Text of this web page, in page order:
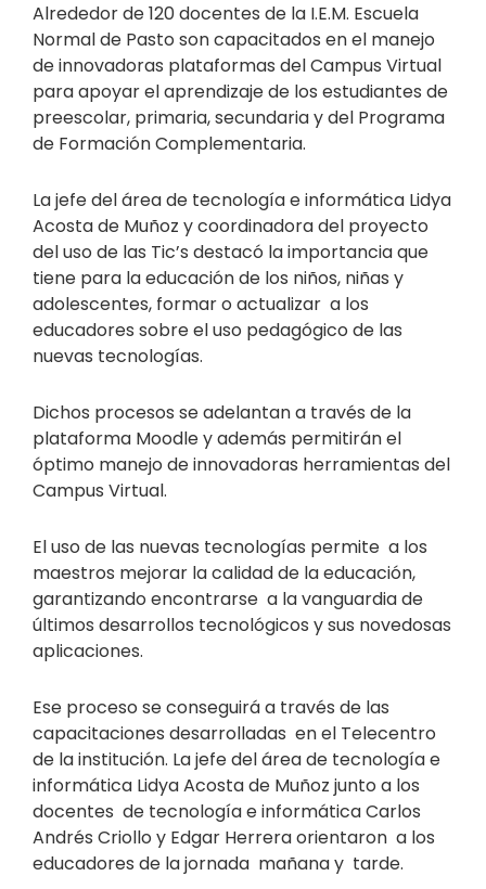
Alrededor de 120 docentes de la I.E.M. Escuela
Normal de Pasto son capacitados en el manejo
de innovadoras plataformas del Campus Virtual
para apoyar el aprendizaje de los estudiantes de
preescolar, primaria, secundaria y del Programa
de Formación Complementaria.
La jefe del área de tecnología e informática Lidya
Acosta de Muñoz y coordinadora del proyecto
del uso de las Tic’s destacó la importancia que
tiene para la educación de los niños, niñas y
adolescentes, formar o actualizar a los
educadores sobre el uso pedagógico de las
nuevas tecnologías.
Dichos procesos se adelantan a través de la
plataforma Moodle y además permitirán el
óptimo manejo de innovadoras herramientas del
Campus Virtual.
El uso de las nuevas tecnologías permite a los
maestros mejorar la calidad de la educación,
garantizando encontrarse a la vanguardia de
últimos desarrollos tecnológicos y sus novedosas
aplicaciones.
Ese proceso se conseguirá a través de las
capacitaciones desarrolladas en el Telecentro
de la institución. La jefe del área de tecnología e
informática Lidya Acosta de Muñoz junto a los
docentes de tecnología e informática Carlos
Andrés Criollo y Edgar Herrera orientaron a los
educadores de la jornada mañana y tarde.